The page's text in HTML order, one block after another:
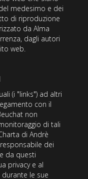
medesimo e dei
di riproduzione
da Alma
dagli autori
web.
(i "links") ad altri
con il
non
di tali
di Andrè
dei
da questi
privacy e al
le sue